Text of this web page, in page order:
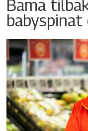
Bama